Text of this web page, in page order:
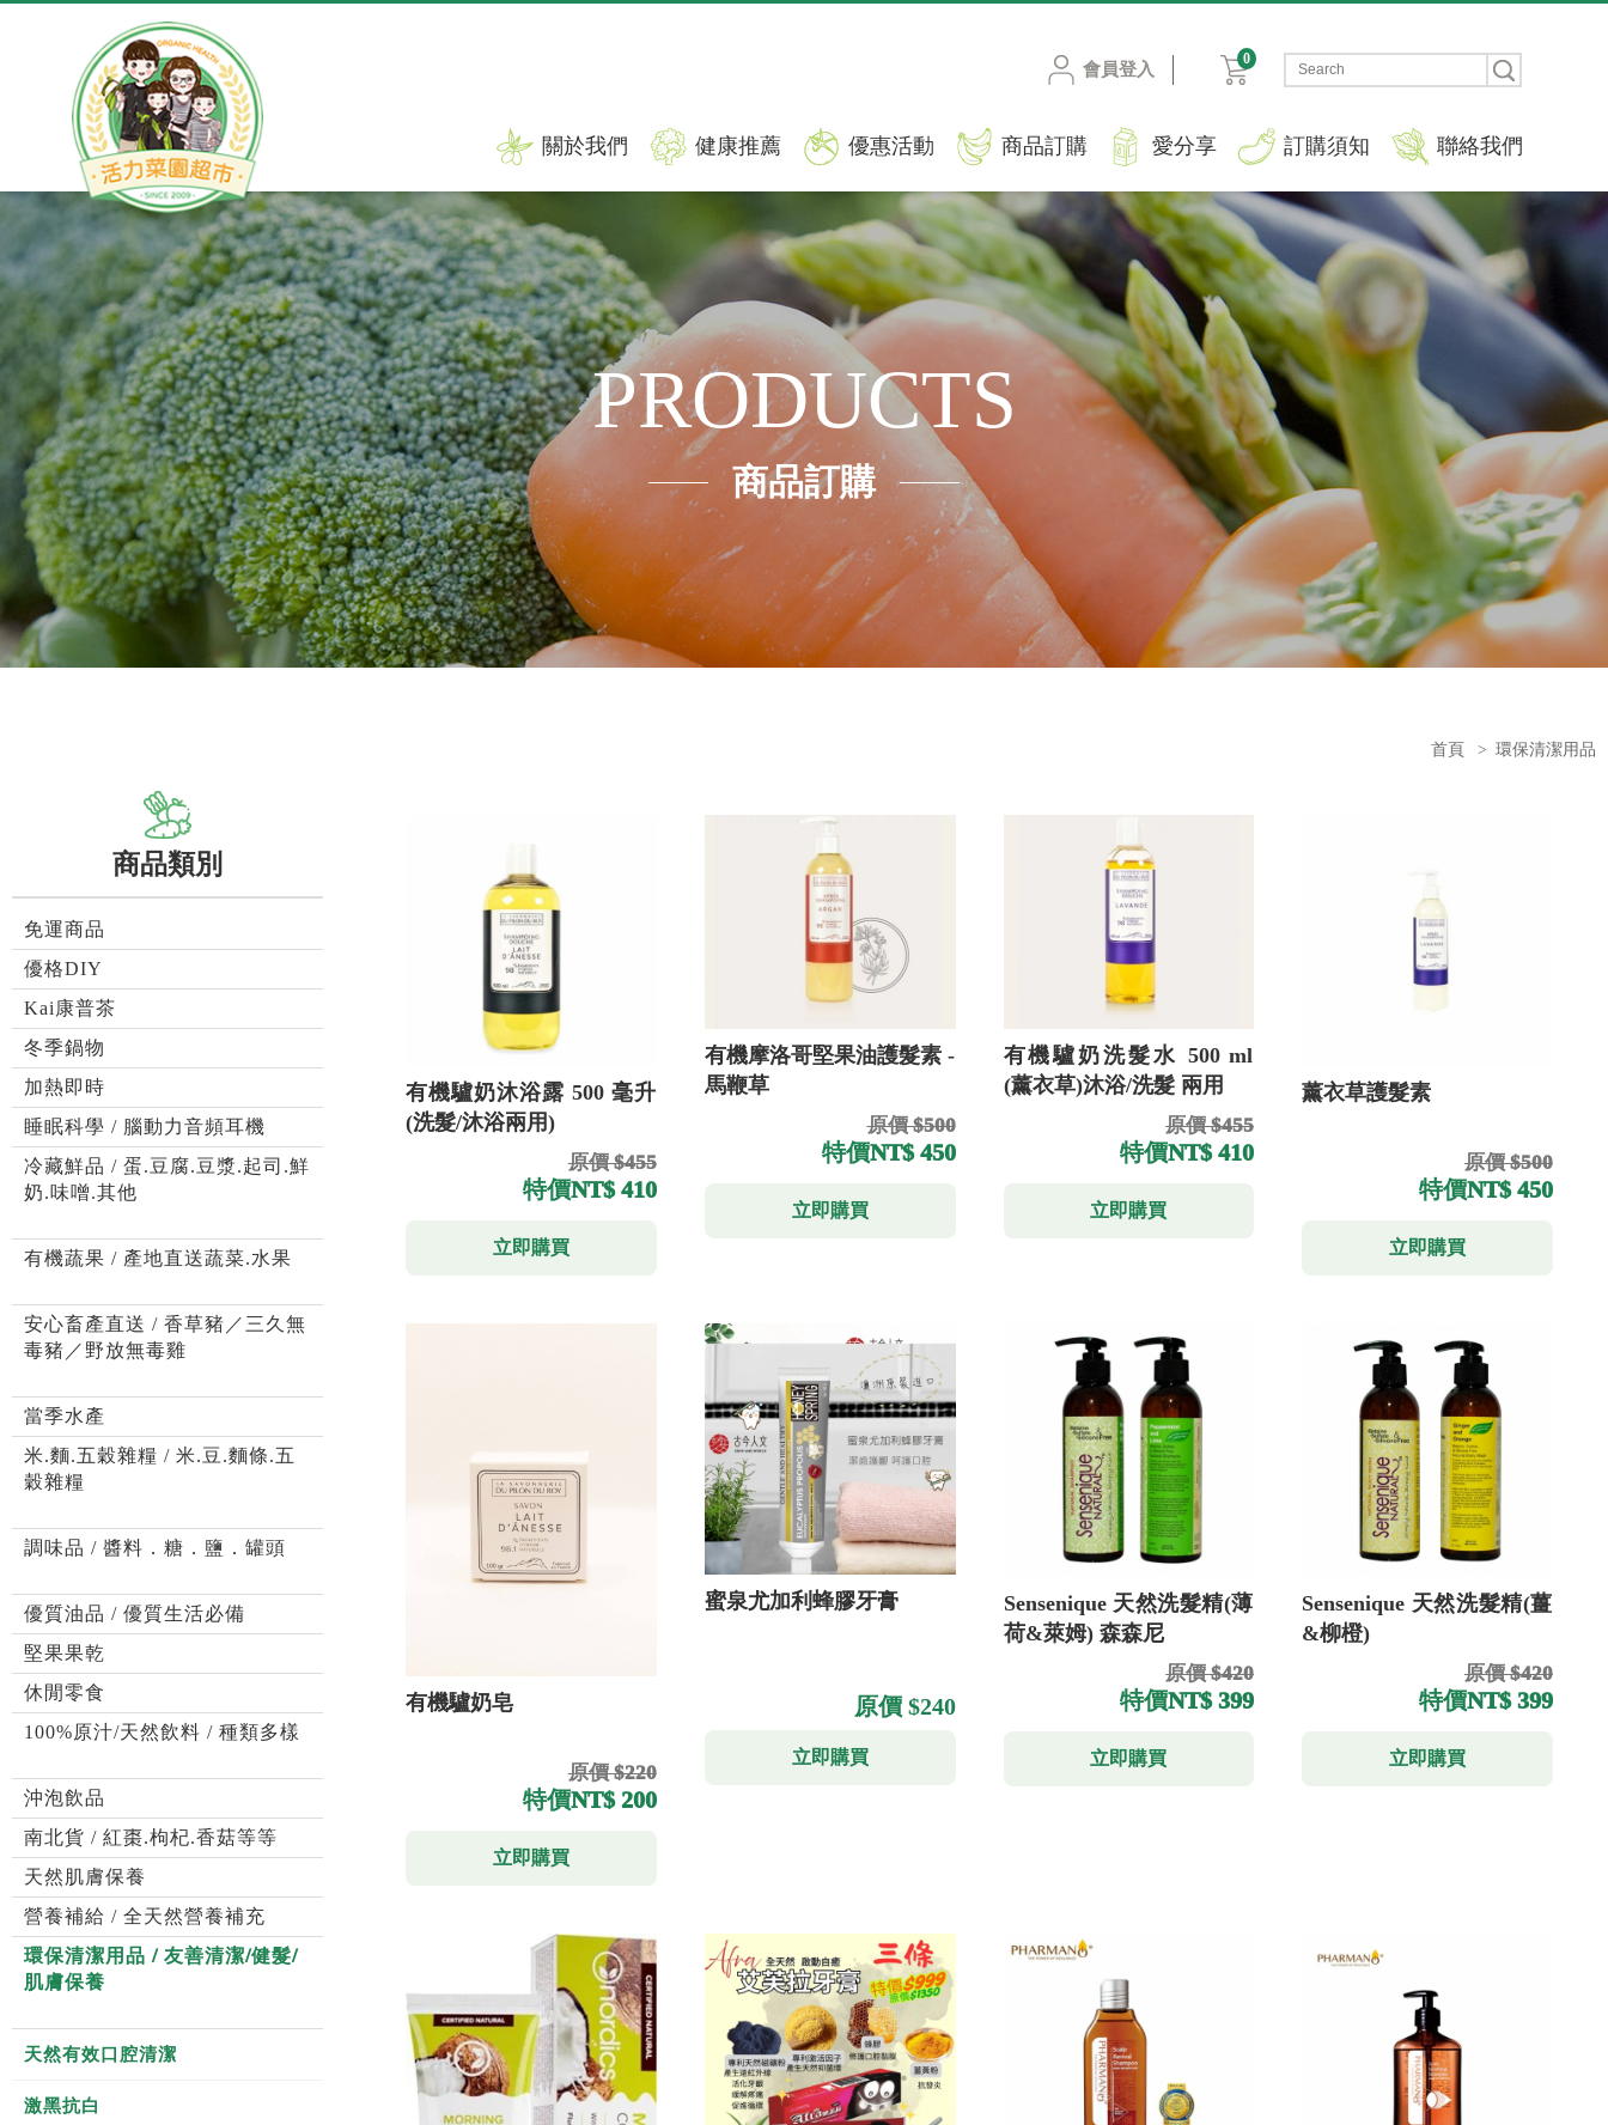
會員登入
0
關於我們 健康推薦 優惠活動 商品訂購 愛分享 訂購須知 聯絡我們
PRODUCTS
商品訂購
首頁 > 環保清潔用品
商品類別
免運商品
優格DIY
Kai康普茶
冬季鍋物
加熱即時
睡眠科學 / 腦動力音頻耳機
冷藏鮮品 / 蛋.豆腐.豆漿.起司.鮮
奶.味噌.其他
有機蔬果 / 產地直送蔬菜.水果
安心畜產直送 / 香草豬／三久無
毒豬／野放無毒雞
當季水產
米.麵.五穀雜糧 / 米.豆.麵條.五
穀雜糧
調味品 / 醬料．糖．鹽．罐頭
優質油品 / 優質生活必備
堅果果乾
休閒零食
100%原汁/天然飲料 / 種類多樣
沖泡飲品
南北貨 / 紅棗.枸杞.香菇等等
天然肌膚保養
營養補給 / 全天然營養補充
環保清潔用品 / 友善清潔/健髮/
肌膚保養
天然有效口腔清潔
激黑抗白
有機驢奶沐浴露 500 毫升
(洗髮/沐浴兩用)
原價 $455
特價NT$ 410
立即購買
有機摩洛哥堅果油護髮素 -
馬鞭草
原價 $500
特價NT$ 450
立即購買
有機驢奶洗髮水 500 ml
(薰衣草)沐浴/洗髮 兩用
原價 $455
特價NT$ 410
立即購買
薰衣草護髮素
原價 $500
特價NT$ 450
立即購買
有機驢奶皂
原價 $220
特價NT$ 200
立即購買
蜜泉尤加利蜂膠牙膏
原價 $240
立即購買
Sensenique 天然洗髮精(薄
荷&萊姆) 森森尼
原價 $420
特價NT$ 399
立即購買
Sensenique 天然洗髮精(薑
&柳橙)
原價 $420
特價NT$ 399
立即購買